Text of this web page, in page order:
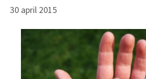
30 april 2015